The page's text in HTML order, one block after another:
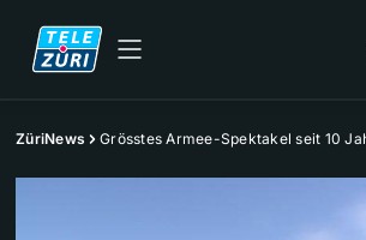
ZüriNews Grösstes Armee-Spektakel seit 10